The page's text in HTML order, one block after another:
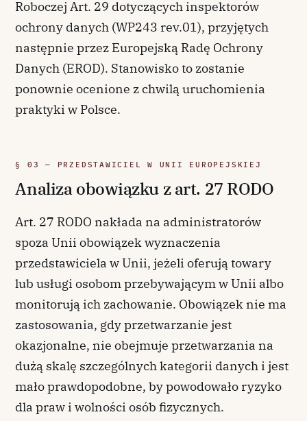
Roboczej Art. 29 dotyczących inspektorów
ochrony danych (WP243 rev.01), przyjętych
następnie przez Europejską Radę Ochrony
Danych (EROD). Stanowisko to zostanie
ponownie ocenione z chwilą uruchomienia
praktyki w Polsce.
§ 03 — PRZEDSTAWICIEL W UNII EUROPEJSKIEJ
Analiza obowiązku z art. 27 RODO
Art. 27 RODO nakłada na administratorów
spoza Unii obowiązek wyznaczenia
przedstawiciela w Unii, jeżeli oferują towary
lub usługi osobom przebywającym w Unii albo
monitorują ich zachowanie. Obowiązek nie ma
zastosowania, gdy przetwarzanie jest
okazjonalne, nie obejmuje przetwarzania na
dużą skalę szczególnych kategorii danych i jest
mało prawdopodobne, by powodowało ryzyko
dla praw i wolności osób fizycznych.